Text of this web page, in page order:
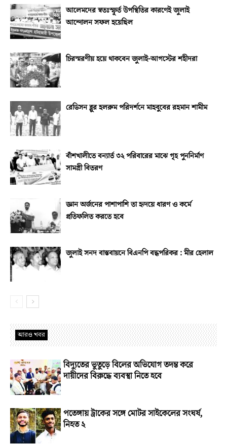
আলেমদের স্বতঃস্ফূর্ত উপস্থিতির কারণেই জুলাই
আন্দোলন সফল হয়েছিল
চিরস্মরণীয় হয়ে থাকবেন জুলাই-আগস্টের শহীদরা
রেডিসন ব্লুর হলরুম পরিদর্শনে মাহবুবের রহমান শামীম
বাঁশখালীতে বন্যার্ত ৩২ পরিবারের মাঝে গৃহ পুননির্মাণ
সামগ্রী বিতরণ
জ্ঞান অর্জনের পাশাপাশি তা হৃদয়ে ধারণ ও কর্মে
প্রতিফলিত করতে হবে
জুলাই সনদ বাস্তবায়নে বিএনপি বদ্ধপরিকর : মীর হেলাল
আরও খবর
বিদ্যুতের ভুতুড়ে বিলের অভিযোগ তদন্ত করে
দায়ীদের বিরুদ্ধে ব্যবস্থা নিতে হবে
পতেঙ্গায় ট্রাকের সঙ্গে মোটর সাইকেলের সংঘর্ষ,
নিহত ২